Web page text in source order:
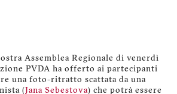
Assemblea Regionale di venerdì
PVDA ha offerto ai partecipanti
una foto-ritratto scattata da una
( Jana Sebestova) che potrà essere